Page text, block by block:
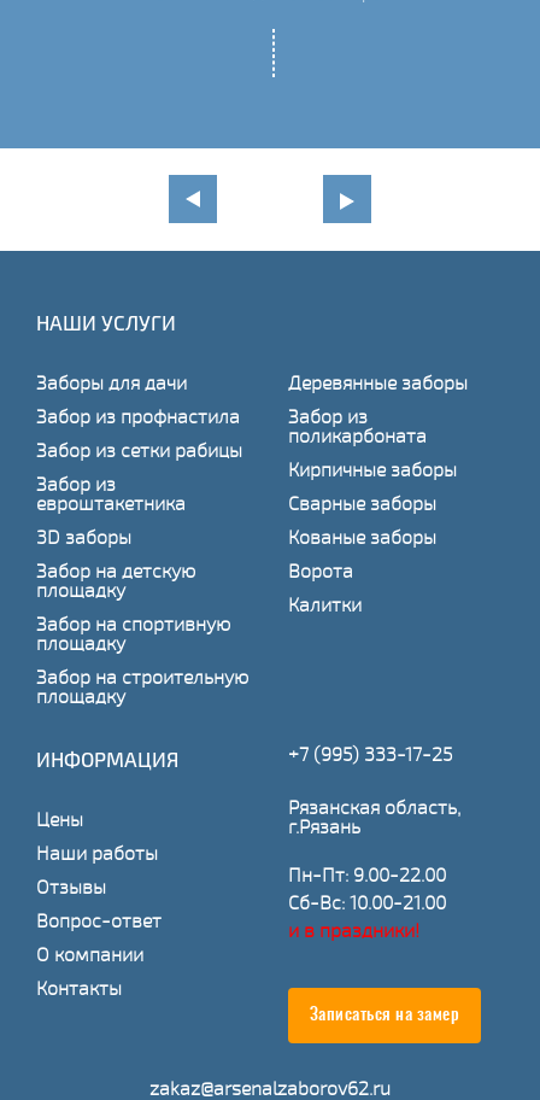
НАШИ УСЛУГИ
Заборы для дачи
Забор из профнастила
Забор из сетки рабицы
Забор из
евроштакетника
3D заборы
Забор на детскую
площадку
Забор на спортивную
площадку
Забор на строительную
площадку
Деревянные заборы
Забор из
поликарбоната
Кирпичные заборы
Сварные заборы
Кованые заборы
Ворота
Калитки
ИНФОРМАЦИЯ
Цены
Наши работы
Отзывы
Вопрос-ответ
О компании
Контакты
+7 (995) 333-17-25
Рязанская область,
г.Рязань
Пн-Пт: 9.00-22.00
Сб-Вс: 10.00-21.00
и в праздники!
Записаться на замер
zakaz@arsenalzaborov62.ru